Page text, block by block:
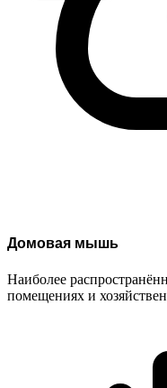
Домовая мышь
Наиболее
помещениях и